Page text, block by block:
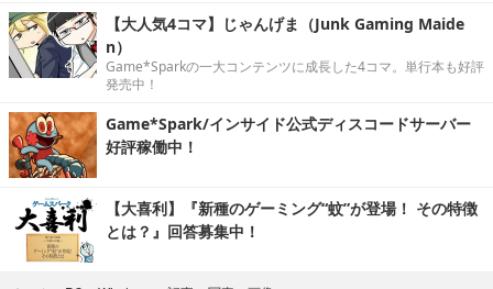
【大人気4コマ】じゃんげま（Junk Gaming Maide
n）
Game*Sparkの一大コンテンツに成長した4コマ。単行本も好評
発売中！
Game*Spark/インサイド公式ディスコードサーバー
好評稼働中！
【大喜利】『新種のゲーミング“蚊”が登場！ その特徴
とは？』回答募集中！